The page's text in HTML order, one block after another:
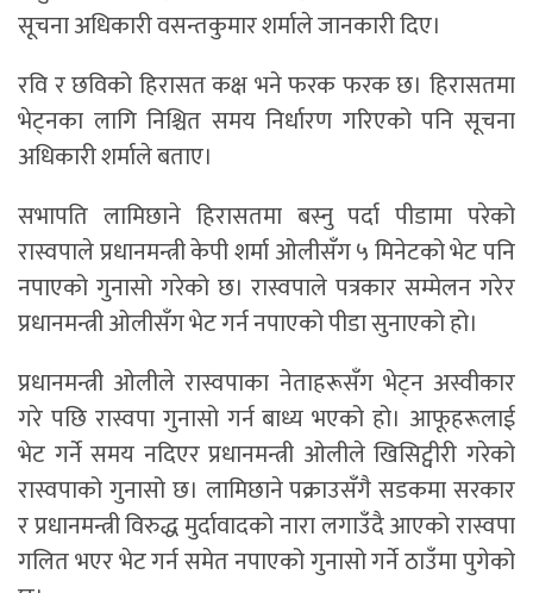
सूचना अधिकारी वसन्तकुमार शर्माले जानकारी दिए।
रवि र छविको हिरासत कक्ष भने फरक फरक छ। हिरासतमा
भेट्नका लागि निश्चित समय निर्धारण गरिएको पनि सूचना
अधिकारी शर्माले बताए।
सभापति लामिछाने हिरासतमा बस्नु पर्दा पीडामा परेको
रास्वपाले प्रधानमन्त्री केपी शर्मा ओलीसँग ५ मिनेटको भेट पनि
नपाएको गुनासो गरेको छ। रास्वपाले पत्रकार सम्मेलन गरेर
प्रधानमन्त्री ओलीसँग भेट गर्न नपाएको पीडा सुनाएको हो।
प्रधानमन्त्री ओलीले रास्वपाका नेताहरूसँग भेट्न अस्वीकार
गरे पछि रास्वपा गुनासो गर्न बाध्य भएको हो। आफूहरूलाई
भेट गर्ने समय नदिएर प्रधानमन्त्री ओलीले खिसिट्वीरी गरेको
रास्वपाको गुनासो छ। लामिछाने पक्राउसँगै सडकमा सरकार
र प्रधानमन्त्री विरुद्ध मुर्दावादको नारा लगाउँदै आएको रास्वपा
गलित भएर भेट गर्न समेत नपाएको गुनासो गर्ने ठाउँमा पुगेको